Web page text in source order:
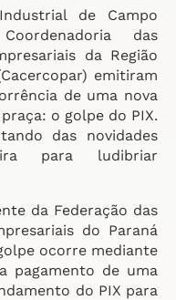
de Campo
das
da Região
emitiram
de uma nova
o golpe do PIX.
das novidades
para ludibriar
da Federação das
do Paraná
ocorre mediante
pagamento de uma
do PIX para